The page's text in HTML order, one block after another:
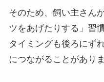
そのため、飼い主さん
ツをあげたりする」習
タイミングも後ろにず
につながることがありま